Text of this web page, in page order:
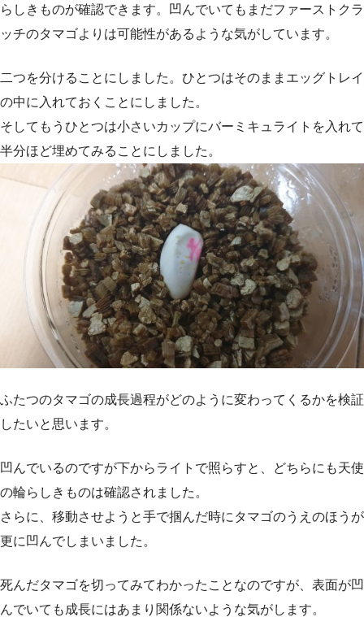
らしきものが確認できます。凹んでいてもまだファーストクラ
ッチのタマゴよりは可能性があるような気がしています。
二つを分けることにしました。ひとつはそのままエッグトレイ
の中に入れておくことにしました。
そしてもうひとつは小さいカップにバーミキュライトを入れて
半分ほど埋めてみることにしました。
ふたつのタマゴの成長過程がどのように変わってくるかを検証
したいと思います。
凹んでいるのですが下からライトで照らすと、どちらにも天使
の輪らしきものは確認されました。
さらに、移動させようと手で掴んだ時にタマゴのうえのほうが
更に凹んでしまいました。
死んだタマゴを切ってみてわかったことなのですが、表面が凹
んでいても成長にはあまり関係ないような気がします。